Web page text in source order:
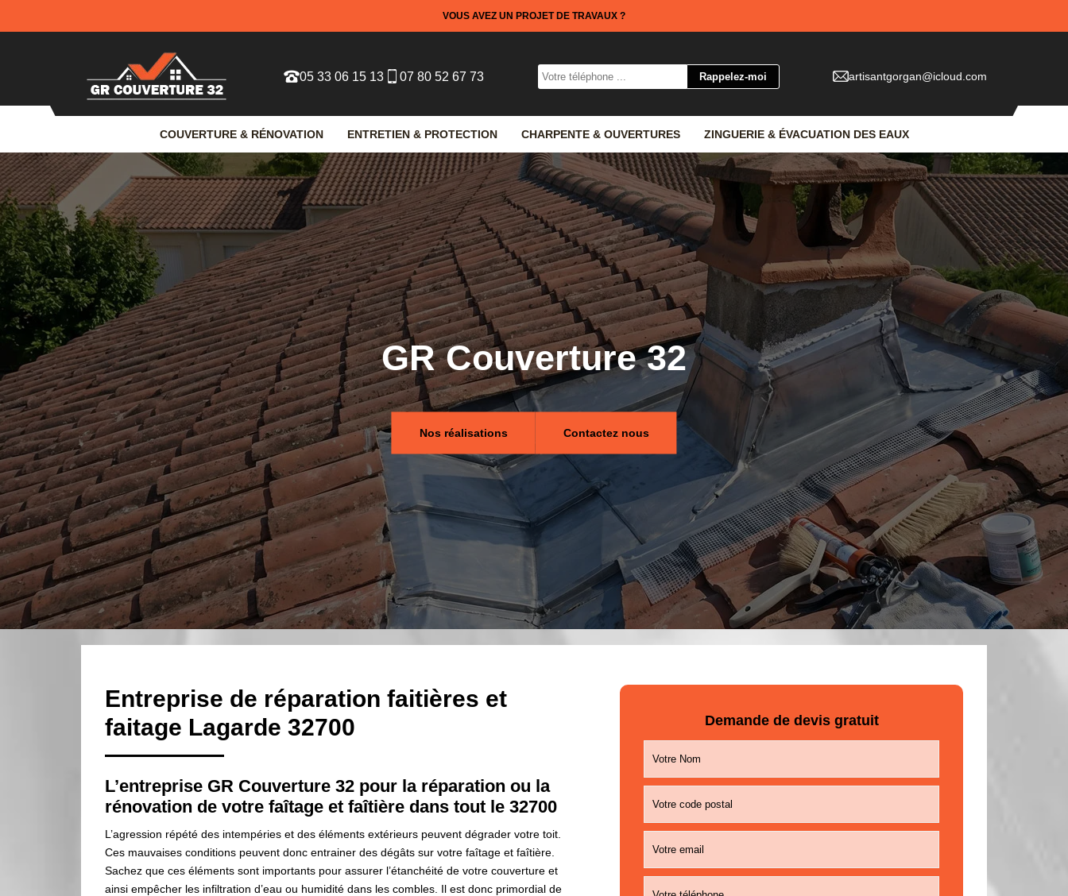
VOUS AVEZ UN PROJET DE TRAVAUX ?
05 33 06 15 13 07 80 52 67 73 artisantgorgan@icloud.com
COUVERTURE & RÉNOVATION ENTRETIEN & PROTECTION CHARPENTE & OUVERTURES ZINGUERIE & ÉVACUATION DES EAUX
GR Couverture 32
Nos réalisations Contactez nous
Entreprise de réparation faitières et
faitage Lagarde 32700
L’entreprise GR Couverture 32 pour la réparation ou la
rénovation de votre faîtage et faîtière dans tout le 32700
L’agression répété des intempéries et des éléments extérieurs peuvent dégrader votre toit.
Ces mauvaises conditions peuvent donc entrainer des dégâts sur votre faîtage et faîtière.
Sachez que ces éléments sont importants pour assurer l’étanchéité de votre couverture et
ainsi empêcher les infiltration d’eau ou humidité dans les combles. Il est donc primordial de
Demande de devis gratuit